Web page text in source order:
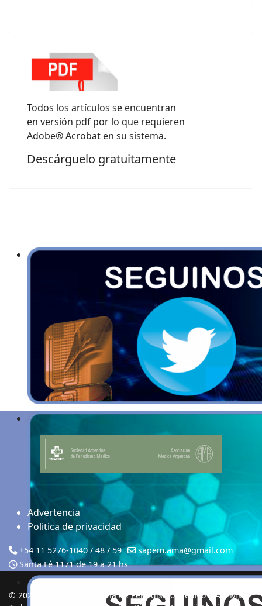
Todos los artículos se encuentran
en versión pdf por lo que requieren
Adobe® Acrobat en su sistema.
Descárguelo gratuitamente
Advertencia
Politica de privacidad
+54 11 5276-1040 / 48 / 59
sapem.ama@gmail.com
Santa Fé 1171 de 19 a 21 hs
© 2026 Sociedad Argentina de Periodismo Médico (SAPEM).